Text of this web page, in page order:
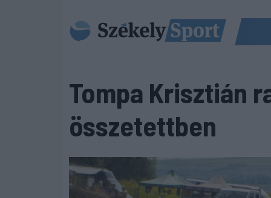
Tompa Krisztián
összetettben